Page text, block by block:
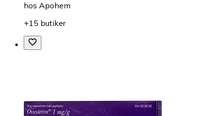
hos Apohem
+15 butiker